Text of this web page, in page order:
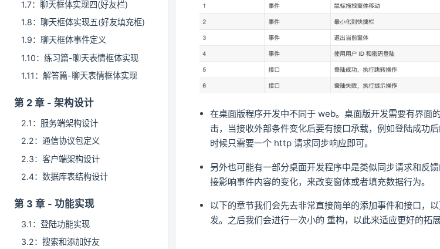
1.7：聊天框体实现四(好友栏)
1.8：聊天框体实现五(好友填充框)
1.9：聊天框体事件定义
1.10：练习篇-聊天表情框体实现
1.11：解答篇-聊天表情框体实现
第 2 章 - 架构设计
2.1：服务端架构设计
2.2：通信协议包定义
2.3：客户端架构设计
2.4：数据库表结构设计
第 3 章 - 功能实现
3.1：登陆功能实现
3.2：搜索和添加好友
在桌面版程序开发中不同于 web。桌面版开发需要有界面
击，当接收外部条件变化后要有接口承载，例如登陆成功
时候只需要一个 http 请求同步响应即可。
另外也可能有一部分桌面开发程序中是类似同步请求和反
接影响事件内容的变化，来改变窗体或者填充数据行为。
以下的章节我们会先去非常直接简单的添加事件和接口，
发。之后我们会进行一次小的 重构，以此来适应更好的拓展